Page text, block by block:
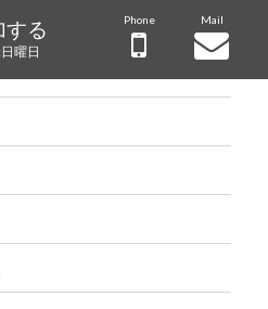
する
曜日
Phone Mail